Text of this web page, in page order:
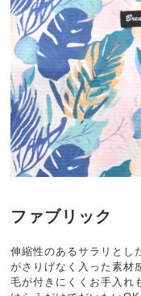
ファブリック
伸縮性のあるサラリとし
がさりげなく入った素材
毛が付きにくくお手入れ